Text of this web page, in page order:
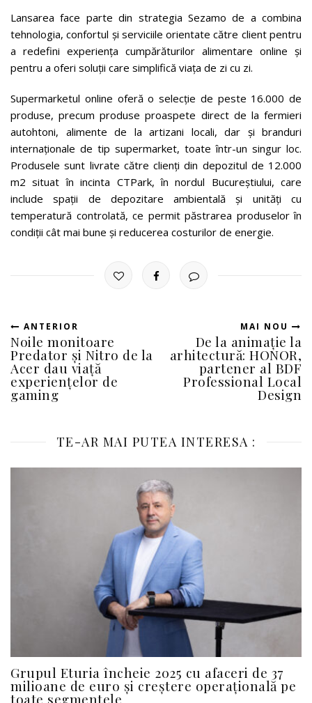
Lansarea face parte din strategia Sezamo de a combina
tehnologia, confortul și serviciile orientate către client pentru
a redefini experiența cumpărăturilor alimentare online și
pentru a oferi soluții care simplifică viața de zi cu zi.
Supermarketul online oferă o selecție de peste 16.000 de
produse, precum produse proaspete direct de la fermieri
autohtoni, alimente de la artizani locali, dar și branduri
internaționale de tip supermarket, toate într-un singur loc.
Produsele sunt livrate către clienți din depozitul de 12.000
m2 situat în incinta CTPark, în nordul Bucureștiului, care
include spații de depozitare ambientală și unități cu
temperatură controlată, ce permit păstrarea produselor în
condiții cât mai bune și reducerea costurilor de energie.
ANTERIOR
Noile monitoare
Predator și Nitro de la
Acer dau viață
experiențelor de
gaming
MAI NOU
De la animație la
arhitectură: HONOR,
partener al BDF
Professional Local
Design
TE-AR MAI PUTEA INTERESA :
Grupul Eturia încheie 2025 cu afaceri de 37
milioane de euro și creștere operațională pe
toate segmentele